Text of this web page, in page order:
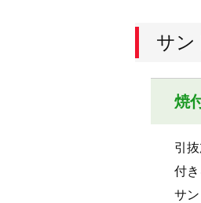
サン
焼
引
付
サ